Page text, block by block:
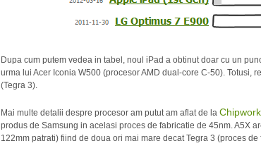
Dupa cum putem vedea in tabel, noul iPad a obtinut doar cu un
urma lui Acer Iconia W500 (procesor AMD dual-core C-50). Totusi,
(Tegra 3).
Mai multe detalii despre procesor am putut am aflat de la
produs de Samsung in acelasi proces de fabricatie de 45nm. A5X
122mm patrati) fiind de doua ori mai mare decat Tegra 3 (proces